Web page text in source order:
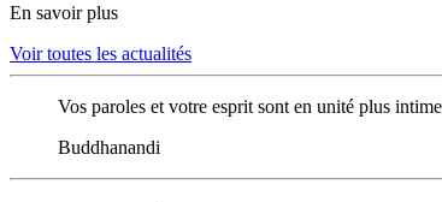
En savoir plus
Voir toutes les actualités
Vos paroles et votre esprit sont en unité plus
Buddhanandi